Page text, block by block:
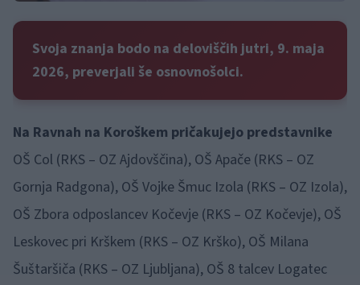
Svoja znanja bodo na deloviščih jutri, 9. maja
2026, preverjali še osnovnošolci.
Na Ravnah na Koroškem pričakujejo predstavnike
OŠ Col (RKS – OZ Ajdovščina), OŠ Apače (RKS – OZ
Gornja Radgona), OŠ Vojke Šmuc Izola (RKS – OZ Izola),
OŠ Zbora odposlancev Kočevje (RKS – OZ Kočevje), OŠ
Leskovec pri Krškem (RKS – OZ Krško), OŠ Milana
Šuštaršiča (RKS – OZ Ljubljana), OŠ 8 talcev Logatec